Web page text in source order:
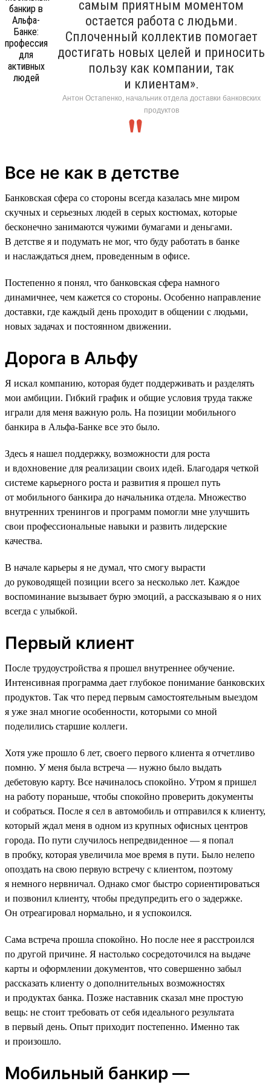
самым приятным моментом
остается работа с людьми.
Сплоченный коллектив помогает
достигать новых целей и приносить
пользу как компании, так
и клиентам».
Антон Остапенко, начальник отдела доставки банковских
продуктов
Все не как в детстве
Банковская сфера со стороны всегда казалась мне миром
скучных и серьезных людей в серых костюмах, которые
бесконечно занимаются чужими бумагами и деньгами.
В детстве я и подумать не мог, что буду работать в банке
и наслаждаться днем, проведенным в офисе.
Постепенно я понял, что банковская сфера намного
динамичнее, чем кажется со стороны. Особенно направление
доставки, где каждый день проходит в общении с людьми,
новых задачах и постоянном движении.
Дорога в Альфу
Я искал компанию, которая будет поддерживать и разделять
мои амбиции. Гибкий график и общие условия труда также
играли для меня важную роль. На позиции мобильного
банкира в Альфа-Банке все это было.
Здесь я нашел поддержку, возможности для роста
и вдохновение для реализации своих идей. Благодаря четкой
системе карьерного роста и развития я прошел путь
от мобильного банкира до начальника отдела. Множество
внутренних тренингов и программ помогли мне улучшить
свои профессиональные навыки и развить лидерские
качества.
В начале карьеры я не думал, что смогу вырасти
до руководящей позиции всего за несколько лет. Каждое
воспоминание вызывает бурю эмоций, а рассказываю я о них
всегда с улыбкой.
Первый клиент
После трудоустройства я прошел внутреннее обучение.
Интенсивная программа дает глубокое понимание банковских
продуктов. Так что перед первым самостоятельным выездом
я уже знал многие особенности, которыми со мной
поделились старшие коллеги.
Хотя уже прошло 6 лет, своего первого клиента я отчетливо
помню. У меня была встреча — нужно было выдать
дебетовую карту. Все начиналось спокойно. Утром я пришел
на работу пораньше, чтобы спокойно проверить документы
и собраться. После я сел в автомобиль и отправился к клиенту,
который ждал меня в одном из крупных офисных центров
города. По пути случилось непредвиденное — я попал
в пробку, которая увеличила мое время в пути. Было нелепо
опоздать на свою первую встречу с клиентом, поэтому
я немного нервничал. Однако смог быстро сориентироваться
и позвонил клиенту, чтобы предупредить его о задержке.
Он отреагировал нормально, и я успокоился.
Сама встреча прошла спокойно. Но после нее я расстроился
по другой причине. Я настолько сосредоточился на выдаче
карты и оформлении документов, что совершенно забыл
рассказать клиенту о дополнительных возможностях
и продуктах банка. Позже наставник сказал мне простую
вещь: не стоит требовать от себя идеального результата
в первый день. Опыт приходит постепенно. Именно так
и произошло.
Мобильный банкир —